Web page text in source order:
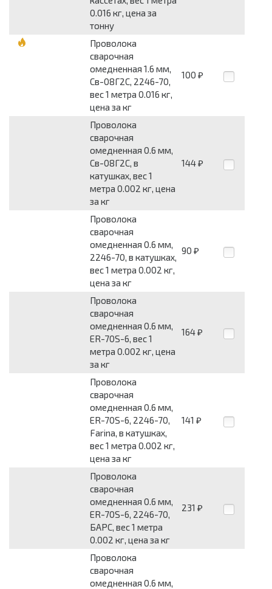
0.016 кг, цена за
тонну
Проволока
сварочная
омедненная 1.6 мм,
Св-08Г2С, 2246-70,
вес 1 метра 0.016 кг,
цена за кг
100 ₽
Проволока
сварочная
омедненная 0.6 мм,
Св-08Г2С, в
катушках, вес 1
метра 0.002 кг, цена
за кг
144 ₽
Проволока
сварочная
омедненная 0.6 мм,
2246-70, в катушках,
вес 1 метра 0.002 кг,
цена за кг
90 ₽
Проволока
сварочная
омедненная 0.6 мм,
ER-70S-6, вес 1
метра 0.002 кг, цена
за кг
164 ₽
Проволока
сварочная
омедненная 0.6 мм,
ER-70S-6, 2246-70,
Farina, в катушках,
вес 1 метра 0.002 кг,
цена за кг
141 ₽
Проволока
сварочная
омедненная 0.6 мм,
ER-70S-6, 2246-70,
БАРС, вес 1 метра
0.002 кг, цена за кг
231 ₽
Проволока
сварочная
омедненная 0.6 мм,